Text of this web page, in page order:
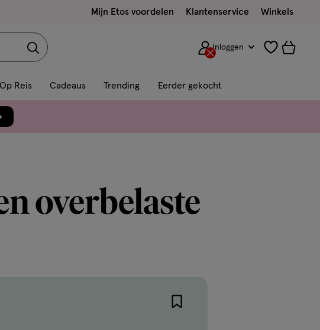
Mijn Etos voordelen Klantenservice Winkels
Inloggen
Reis Cadeaus Trending Eerder gekocht
overbelaste